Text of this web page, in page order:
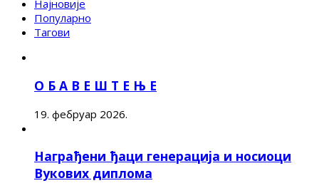
Најновије
Популарно
Тагови
О Б А В Е Ш Т Е Њ Е
19. фебруар 2026.
Награђени ђаци генерација и носиоци
Вукових диплома